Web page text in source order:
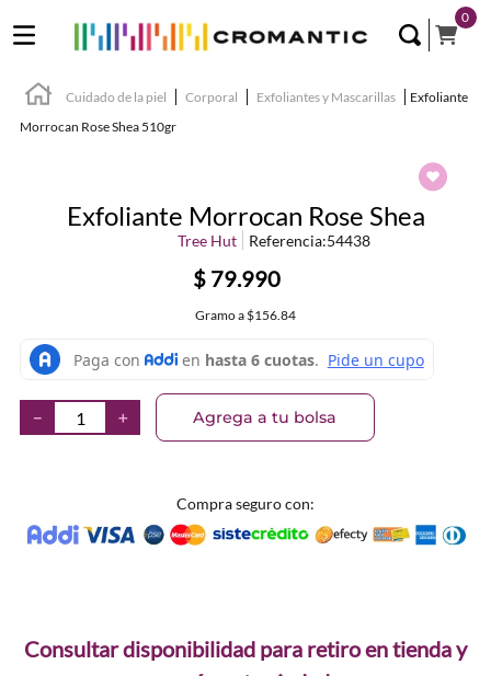
0
Cuidado de la piel Corporal Exfoliantes y Mascarillas
Exfoliante
Morrocan Rose Shea 510gr
Exfoliante Morrocan Rose Shea
Tree Hut Referencia:54438
$ 79.990
Gramoa $156.84
＋
－ Agrega a tu bolsa
Compra seguro con:
Consultar disponibilidad para retiro en tienda y